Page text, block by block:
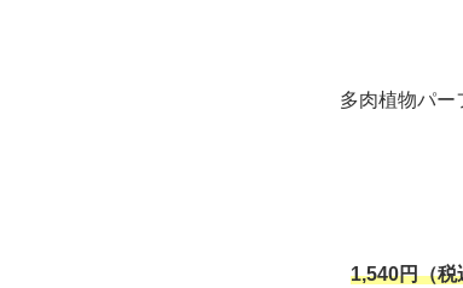
多肉植物パー
1,540円（